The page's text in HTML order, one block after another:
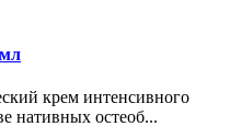
крем интенсивного
нативных остеоб...